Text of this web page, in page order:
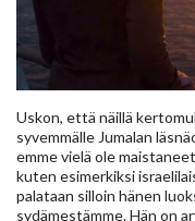
Uskon, että näillä
syvemmälle Jumalan
emme vielä ole
kuten esimerkiksi
palataan silloin hänen
sydämestämme. Hän on